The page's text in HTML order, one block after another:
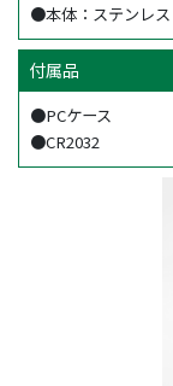
●本体：ステンレス
付属品
●PCケース
●CR2032